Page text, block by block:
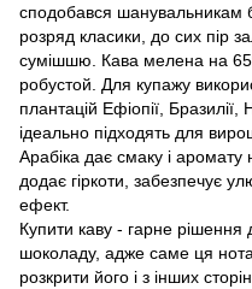
сподобався шанувальникам
розряд класики, до сих пір
сумішшю. Кава мелена на
робустой. Для купажу
плантацій Ефіопії, Бразилії,
ідеально підходять для
Арабіка дає смаку і аромату
додає гіркоти, забезпечує
ефект.
Купити каву - гарне рішення
шоколаду, адже саме ця
розкрити його і з інших